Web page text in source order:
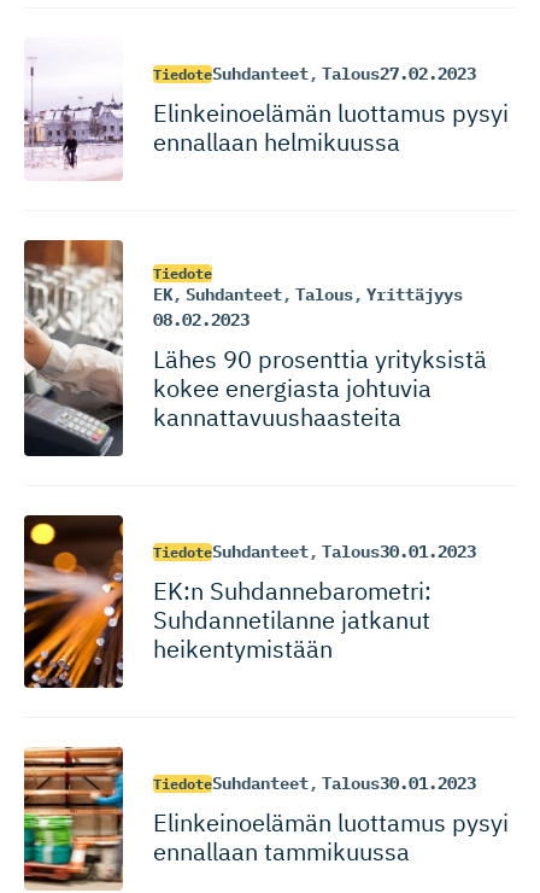
TiedoteSuhdanteet, Talous27.02.2023
Elinkeinoelämän luottamus pysyi
ennallaan helmikuussa
Tiedote
EK, Suhdanteet, Talous, Yrittäjyys
08.02.2023
Lähes 90 prosenttia yrityksistä
kokee energiasta johtuvia
kannattavuus­haasteita
TiedoteSuhdanteet, Talous30.01.2023
EK:n Suhdanneba­ro­metri:
Suhdannetilanne jatkanut
heikentymistään
TiedoteSuhdanteet, Talous30.01.2023
Elinkeinoelämän luottamus pysyi
ennallaan tammikuussa